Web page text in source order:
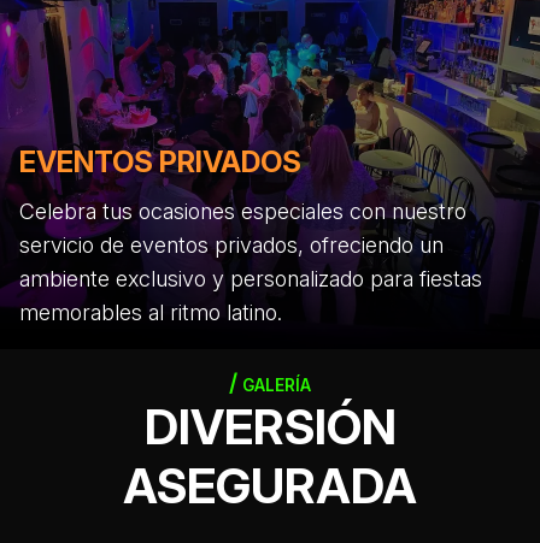
EVENTOS PRIVADOS
Celebra tus ocasiones especiales con nuestro
servicio de eventos privados, ofreciendo un
ambiente exclusivo y personalizado para fiestas
memorables al ritmo latino.
GALERÍA
DIVERSIÓN
ASEGURADA